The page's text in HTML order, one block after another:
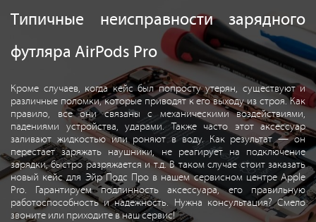
Типичные неисправности зарядного
футляра AirPods Pro
Кроме случаев, когда кейс был попросту утерян, существуют и
различные поломки, которые приводят к его выходу из строя. Как
правило, все они связаны с механическими воздействиями,
падениями устройства, ударами. Также часто этот аксессуар
заливают жидкостью или роняют в воду. Как результат — он
перестает заряжать наушники, не реагирует на подключение
зарядки, быстро разряжается и т.д. В таком случае стоит заказать
новый кейс для Эйр Подс Про в нашем сервисном центре Apple
Pro. Гарантируем подлинность аксессуара, его правильную
работоспособность и надежность. Нужна консультация? Смело
звоните или приходите в наш сервис!